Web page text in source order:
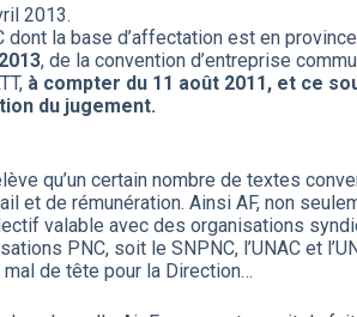
2013.
dont la base d’affectation est en
, de la convention d’entreprise
à compter du 11 août 2011, et ce
du jugement.
qu’un certain nombre de textes
et de rémunération. Ainsi AF, non
valable avec des organisations
PNC, soit le SNPNC, l’UNAC et
mal de tête pour la Direction…